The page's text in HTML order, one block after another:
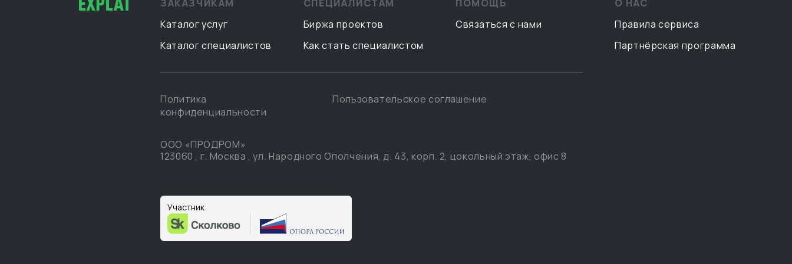
ЗАКАЗЧИКАМ
Каталог услуг
Каталог специалистов
СПЕЦИАЛИСТАМ
Биржа проектов
Как стать специалистом
ПОМОЩЬ
Связаться с нами
Политика
конфиденциальности
Пользовательское соглашение
ООО «ПРОДРОМ»
123060 , г. Москва ,ул. Народного Ополчения, д. 43, корп. 2, цокольный этаж, офис 8
Участник
О НАС
Правила сервиса
Партнёрская программа